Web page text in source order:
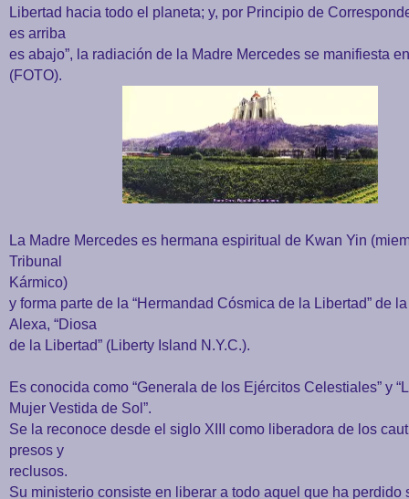
Libertad hacia todo el planeta; y, por Principio de
es arriba
es abajo”, la radiación de la Madre Mercedes se manifiesta
(FOTO).
La Madre Mercedes es hermana espiritual de Kwan Yin
Tribunal
Kármico)
y forma parte de la “Hermandad Cósmica de la Libertad” de
Alexa, “Diosa
de la Libertad” (Liberty Island N.Y.C.).
Es conocida como “Generala de los Ejércitos Celestiales” y
Mujer Vestida de Sol”.
Se la reconoce desde el siglo XIII como liberadora de los
presos y
reclusos.
Su ministerio consiste en liberar a todo aquel que ha perdido